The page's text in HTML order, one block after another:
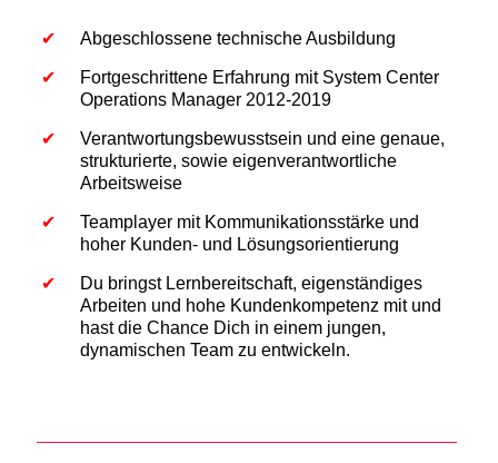
Abgeschlossene technische Ausbildung
Fortgeschrittene Erfahrung mit System Center
Operations Manager 2012-2019
Verantwortungsbewusstsein und eine genaue,
strukturierte, sowie eigenverantwortliche
Arbeitsweise
Teamplayer mit Kommunikationsstärke und
hoher Kunden- und Lösungsorientierung
Du bringst Lernbereitschaft, eigenständiges
Arbeiten und hohe Kundenkompetenz mit und
hast die Chance Dich in einem jungen,
dynamischen Team zu entwickeln.